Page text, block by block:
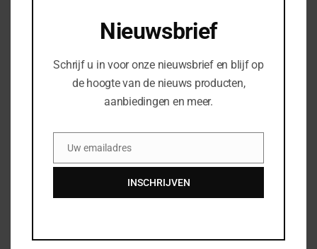
Uw telefoonnummer
Nieuwsbrief
Schrijf u in voor onze nieuwsbrief en blijf op
de hoogte van de nieuws producten,
aanbiedingen en meer.
EmailUw emailadres
INSCHRIJVEN